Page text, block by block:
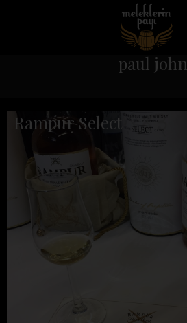
paul john
Rampur Select